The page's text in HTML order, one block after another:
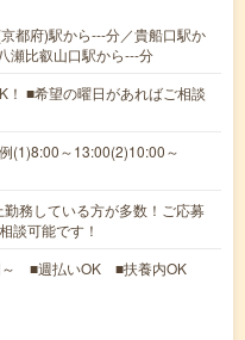
都府)駅から---分／貴船口駅か
瀬比叡山口駅から---分
！ ■希望の曜日があればご相談
(1)8:00～13:00(2)10:00～
勤務している方が多数！ご応募
談可能です！
～ ■週払いOK ■扶養内OK